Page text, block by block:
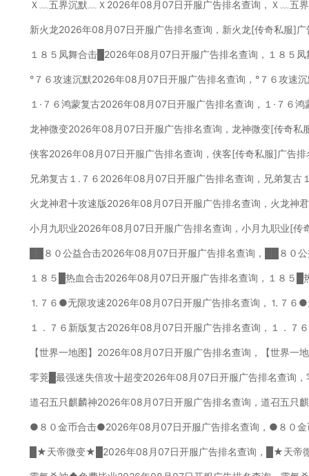
Ｘ﹏五界沉默﹏Ｘ2026年08月07日开服广告排名查询，Ｘ﹏五
新火龙2026年08月07日开服广告排名查询，新火龙[传奇私服]广
１８５凤舞合击█2026年08月07日开服广告排名查询，１８５
°７６攻速沉默2026年08月07日开服广告排名查询，°７６攻速
１·７６鸿蒙复古2026年08月07日开服广告排名查询，１·７６
龙神微变2026年08月07日开服广告排名查询，龙神微变[传奇私
侠客2026年08月07日开服广告排名查询，侠客[传奇私服]广告排
兄弟复古１.７６2026年08月07日开服广告排名查询，兄弟复古
火龙神君╋攻速版2026年08月07日开服广告排名查询，火龙神
小月九职业2026年08月07日开服广告排名查询，小月九职业[传
██８０公益合击2026年08月07日开服广告排名查询，██８０
１８５█热血合击2026年08月07日开服广告排名查询，１８５█
⒈７６●无限攻速2026年08月07日开服广告排名查询，⒈７６●
１．７６新版复古2026年08月07日开服广告排名查询，１．７
【世界一地图】2026年08月07日开服广告排名查询，【世界一
零茺█最强迷失倍攻╋超变2026年08月07日开服广告排名查询
道召五只麒麟神2026年08月07日开服广告排名查询，道召五只
●８０金币合击●2026年08月07日开服广告排名查询，●８０
█★天帝微变★█2026年08月07日开服广告排名查询，█★天帝